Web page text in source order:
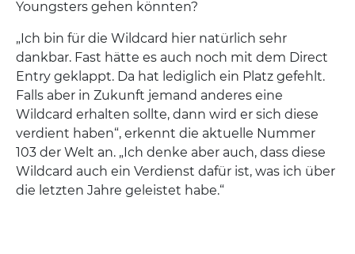
Youngsters gehen könnten?
„Ich bin für die Wildcard hier natürlich sehr
dankbar. Fast hätte es auch noch mit dem Direct
Entry geklappt. Da hat lediglich ein Platz gefehlt.
Falls aber in Zukunft jemand anderes eine
Wildcard erhalten sollte, dann wird er sich diese
verdient haben“, erkennt die aktuelle Nummer
103 der Welt an. „Ich denke aber auch, dass diese
Wildcard auch ein Verdienst dafür ist, was ich über
die letzten Jahre geleistet habe.“